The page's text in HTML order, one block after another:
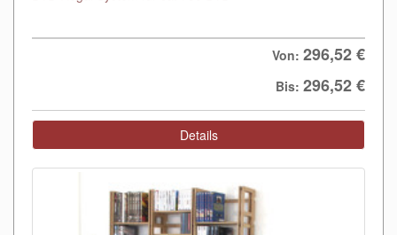
Von: 296,52 €
Bis: 296,52 €
Details